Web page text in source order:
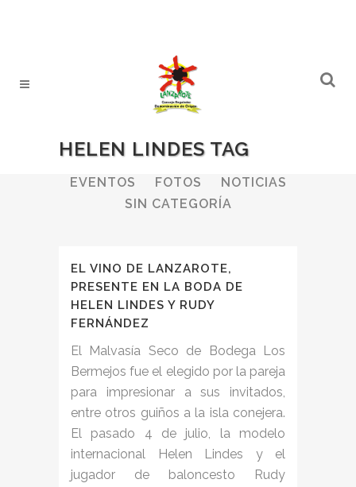
HELEN LINDES TAG
ALL BODEGAS
BOLETINES
EVENTOS
FOTOS
NOTICIAS
SIN CATEGORÍA
EL VINO DE LANZAROTE,
PRESENTE EN LA BODA DE
HELEN LINDES Y RUDY
FERNÁNDEZ
El Malvasía Seco de Bodega Los
Bermejos fue el elegido por la pareja
para impresionar a sus invitados,
entre otros guiños a la isla conejera.
El pasado 4 de julio, la modelo
internacional Helen Lindes y el
jugador de baloncesto Rudy